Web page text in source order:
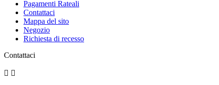
Pagamenti Rateali
Contattaci
Mappa del sito
Negozio
Richiesta di recesso
Contattaci
 